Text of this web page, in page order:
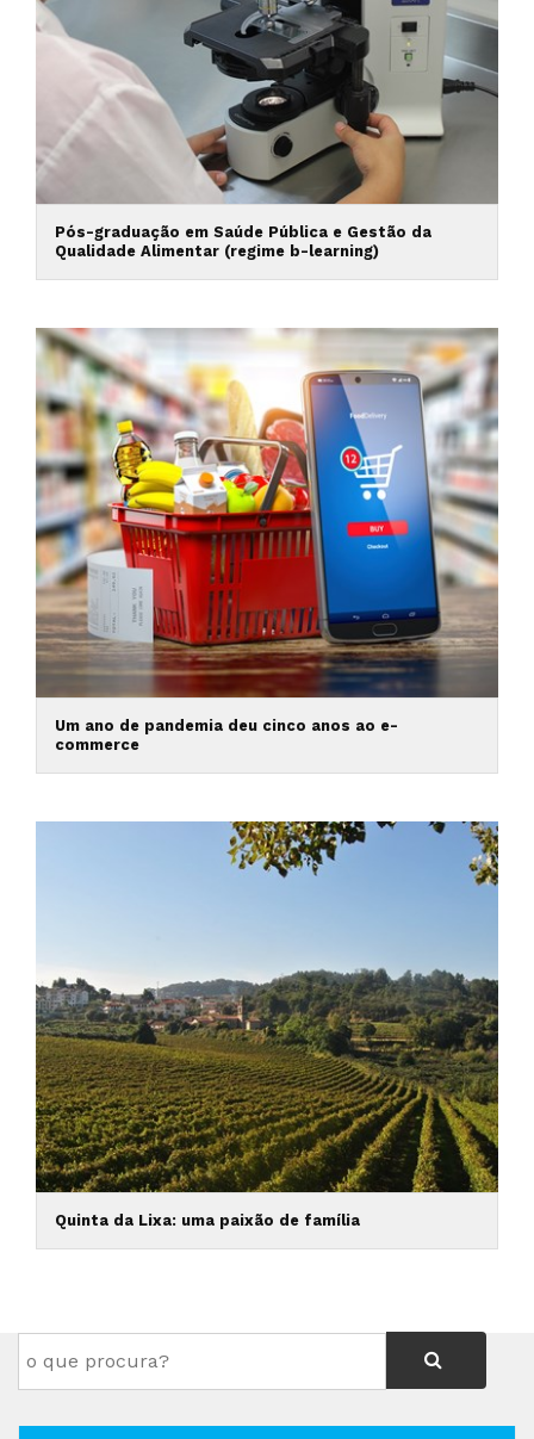
Pós-graduação em Saúde Pública e Gestão da
Qualidade Alimentar (regime b-learning)
Um ano de pandemia deu cinco anos ao e-
commerce
Quinta da Lixa: uma paixão de família